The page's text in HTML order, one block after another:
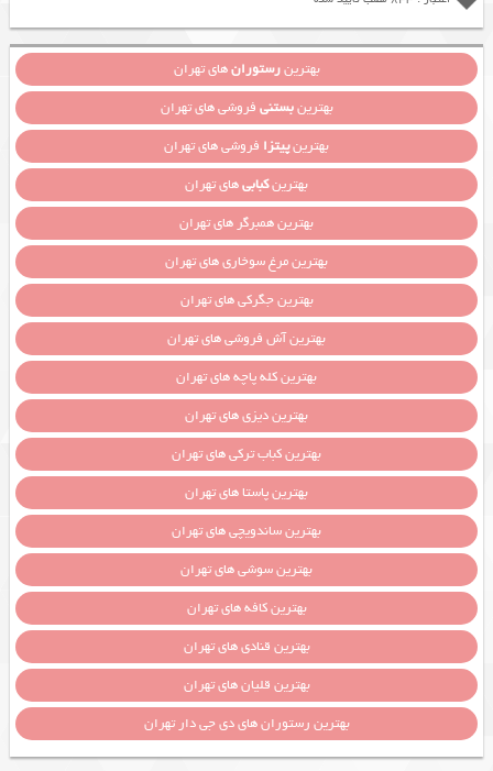
بهترینرستورانهای تهران
بهترینبستنی فروشی های تهران
بهترینپیتزا فروشی های تهران
بهترینکبابیهای تهران
بهترین همبرگر های تهران
بهترین مرغ سوخاری های تهران
بهترین جگرکی های تهران
بهترین آش فروشی های تهران
بهترین کله پاچه های تهران
بهترین دیزی های تهران
بهترین کباب ترکی های تهران
بهترین پاستا های تهران
بهترین ساندویچی های تهران
بهترین سوشی های تهران
بهترین کافه های تهران
بهترین قنادی های تهران
بهترین قلیان های تهران
بهترین رستوران های دی جی دار تهران